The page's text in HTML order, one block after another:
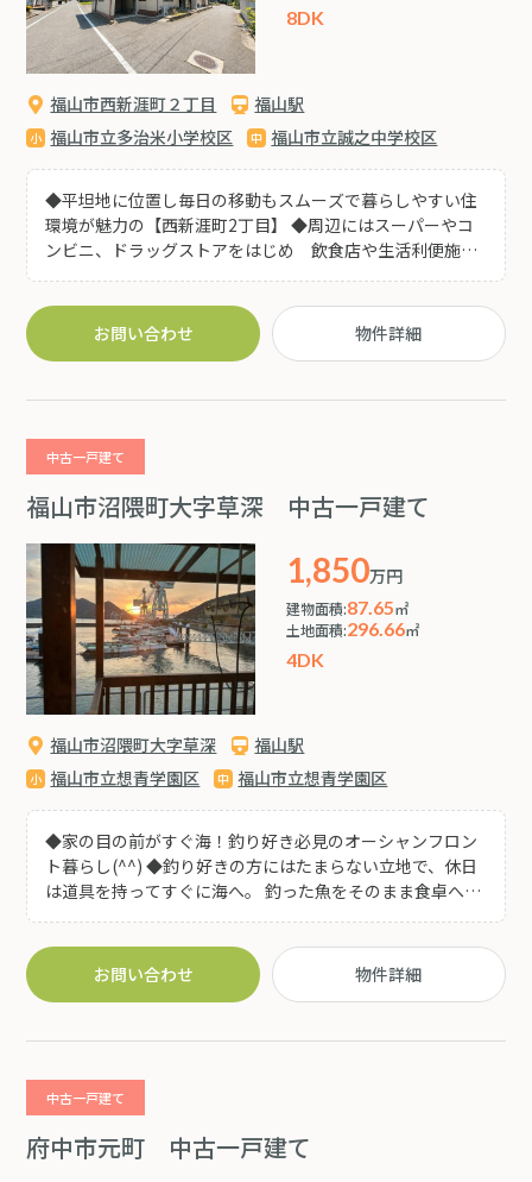
8DK
福山市西新涯町２丁目
福山駅
福山市立多治米小学校区
福山市立誠之中学校区
◆平坦地に位置し毎日の移動もスムーズで暮らしやすい住
環境が魅力の【西新涯町2丁目】 ◆周辺にはスーパーやコ
ンビニ、ドラッグストアをはじめ 飲食店や生活利便施設
子越しの柔らかな光が差し込み 和の魅力を感じられる空
間となっています。 ◆広々とした玄関ホールや続き間の和
キッチンが2か所設置されているため、二世帯での利用や
◆シャッター付きの車庫や物置スペースも備わっており、
収納や作業スペースとしても便利です(^^) ◆買い物施設や
飲食店が身近に揃う便利な立地。二世帯住宅としても検討
可能なゆとりの住まいです。
お問い合わせ 物件詳細
中古一戸建て
福山市沼隈町大字草深 中古一戸建て
1,850万円
建物面積:87.65㎡
土地面積:296.66㎡
4DK
福山市沼隈町大字草深
福山駅
福山市立想青学園区
福山市立想青学園区
◆家の目の前がすぐ海！釣り好き必見のオーシャンフロン
ト暮らし(^^) ◆釣り好きの方にはたまらない立地で、休日
は道具を持ってすぐに海へ。 釣った魚をそのまま食卓へ並
べる楽しみも待っています。 自然豊かな沼隈エリアで、家
族と一緒に海を感じながら のんびり暮らせる一軒家。 釣り
だけでなく、夕暮れの散歩や子どもたちとの海辺遊びも日
常に。 堤防もあり、高波対策も出来ています! ◆ハローズ
ながら遊べる家” をお探しの方にぴったりです! ◆嬉しいリ
器)全室クロス張替え 等) ◆ゆとりのある敷地 で5～6台の
駐車が可能！お庭でBBQやお子様の遊び場としても活用で
きる多用途なスペースです!
お問い合わせ 物件詳細
中古一戸建て
府中市元町 中古一戸建て